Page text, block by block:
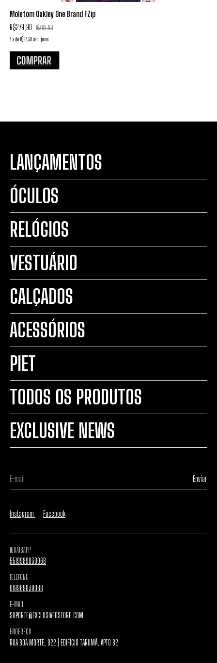
Moletom Oakley One Brand FZip
R$279,90 R$399,90
3 xde R$93,30 sem juros
LANÇAMENTOS
ÓCULOS
RELÓGIOS
VESTUÁRIO
CALÇADOS
ACESSÓRIOS
PIET
TODOS OS PRODUTOS
EXCLUSIVE NEWS
Instagram Facebook
WHATSAPP
5519989839068
TELEFONE
019989839068
E-MAIL
SUPORTE@EXCLUSIVEOSTORE.COM
ENDEREÇO
RUA BOA MORTE, 922 | EDIFÍCIO TARUMÃ, APTO 82